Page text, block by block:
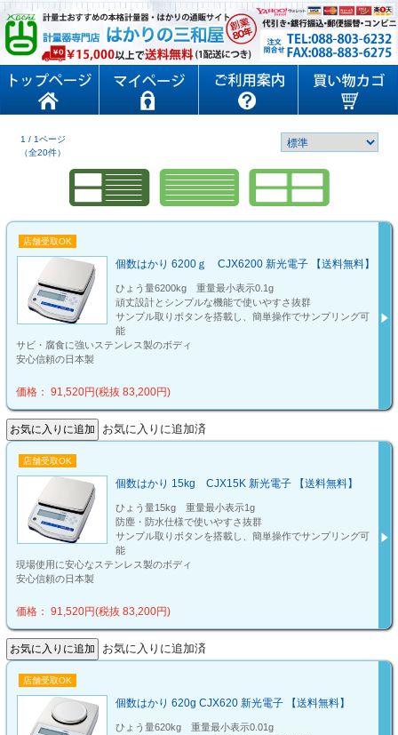
1 / 1ページ
（全20件）
店舗受取OK
個数はかり 6200ｇ CJX6200 新光電子 【送料無料】
ひょう量6200kg 重量最小表示0.1g
頑丈設計とシンプルな機能で使いやすさ抜群
サンプル取りボタンを搭載し、簡単操作でサンプリング可
能
サビ・腐食に強いステンレス製のボディ
安心信頼の日本製
価格： 91,520円(税抜 83,200円)
お気に入りに追加済
店舗受取OK
個数はかり 15kg CJX15K 新光電子 【送料無料】
ひょう量15kg 重量最小表示1g
防塵・防水仕様で使いやすさ抜群
サンプル取りボタンを搭載し、簡単操作でサンプリング可
能
現場使用に安心なステンレス製のボディ
安心信頼の日本製
価格： 91,520円(税抜 83,200円)
お気に入りに追加済
店舗受取OK
個数はかり 620g CJX620 新光電子 【送料無料】
ひょう量620kg 重量最小表示0.01g